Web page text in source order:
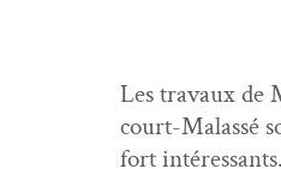
Les travaux
court-Malassé
fort